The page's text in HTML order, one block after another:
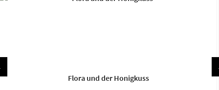
Flora und der Honigkuss